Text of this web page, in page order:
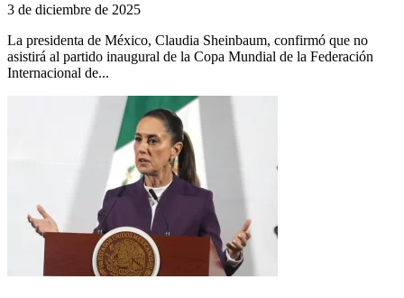
3 de diciembre de 2025
La presidenta de México, Claudia Sheinbaum, confirmó que no
asistirá al partido inaugural de la Copa Mundial de la Federación
Internacional de...